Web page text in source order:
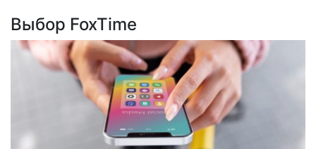
Выбор FoxTime